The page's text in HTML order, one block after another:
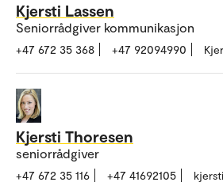
Kjersti Lassen
Seniorrådgiver kommunikasjon
+47 672 35 368 +47 92094990
Kjersti Thoresen
seniorrådgiver
+47 672 35 116 +47 41692105